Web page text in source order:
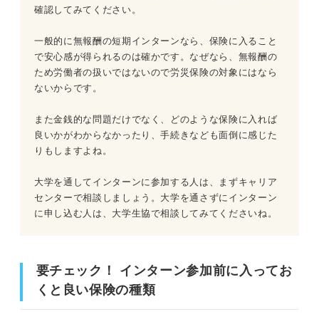
確認してみてください。
一般的に無報酬の短期インターンなら、保険に入ること
で安心感が得られるのは確かです。なぜなら、無報酬の
ため労働者の扱いではないので労災保険の対象にはなら
ないからです。
また金銭的な問題だけでなく、どのような保険に入れば
良いかがわからなかったり、手続きなども面倒に感じた
りもしますよね。
大学を通してインターンに参加する人は、まずキャリア
センターで相談しましょう。大学を通さずにインターン
に申し込む人は、大学生協で相談してみてくださいね。
要チェック！ インターン参加前に入ってお
くと良い保険の種類